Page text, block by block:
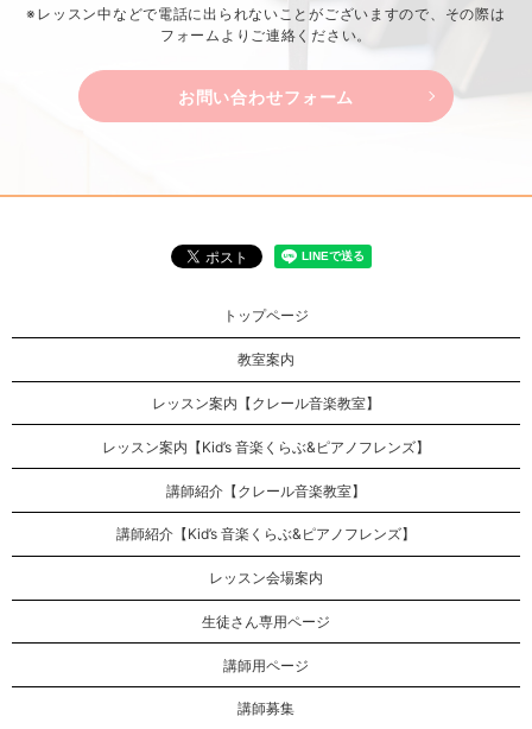
※レッスン中などで電話に出られないことがございますので、 その際は
フォームよりご連絡ください。
お問い合わせフォーム
トップページ
教室案内
レッスン案内【クレール音楽教室】
レッスン案内【Kid’s 音楽くらぶ&ピアノフレンズ】
講師紹介【クレール音楽教室】
講師紹介【Kid’s 音楽くらぶ&ピアノフレンズ】
レッスン会場案内
生徒さん専用ページ
講師用ページ
講師募集